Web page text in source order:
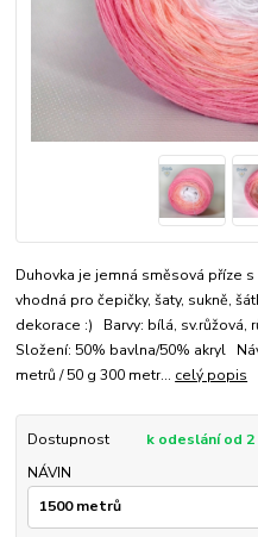
Duhovka je jemná směsová příze
vhodná pro čepičky, šaty, sukně,
dekorace :) Barvy: bílá, sv.růžová,
Složení: 50% bavlna/50% akryl
metrů / 50 g 300 metr... celý popis
Dostupnost
k odeslání od 2
NÁVIN